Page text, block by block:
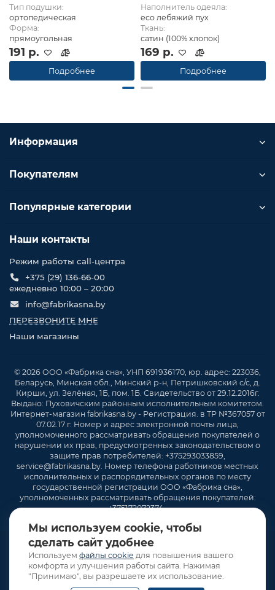
Тип подушки:
ортопедическая
Форма:
прямоугольная
191 р.
Подробнее
Наполнитель одеяла:
eco лебяжий пух
Ткань:
сатин (100% хлопок)
169 р.
Подробнее
Мы используем cookie, чтобы
сделать сайт удобнее
Используем файлы cookie для повышения вашего
комфорта и улучшения работы сайта. Нажимая
"Принимаю", вы разрешаете их использование.
Информация
Покупателям
Популярные категории
Наши контакты
Режим работы call-центра
+375 (29) 136-66-00
ежедневно 10:00 – 20:00
info@fabrikasna.by
ПЕРЕЗВОНИТЕ МНЕ
Наши магазины
© 2026 ООО «Фабрика сна», УНП 691936170, юр. адрес: 223036,
Беларусь, Минская обл., Минский р-н, Петришковский с/с, д.
Кирши, ул. Зелёная, 1Б, пом. 1Б. Свидетельство от 29.12.2016г.
Выдано: Пуховичским районным исполнительным комитетом.
Интернет-магазин fabrikasna.by - Регистрация. в ТР №367057 от
07.02.17 г. Номер и адрес электронной почты лица,
уполномоченного рассматривать обращения покупателей о
нарушении их прав, предусмотренных законодательством о
защите прав потребителей: +375293033859,
service@fabrikasna.by. Номер телефона работников местных
исполнительных и распорядительных органов по месту
государственной регистрации ООО «Фабрика сна»,
уполномоченных рассматривать обращения покупателей:
+375172072374 .